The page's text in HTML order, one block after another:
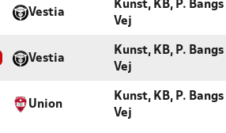
Vestia
Kunst, KB, P. Bangs
Vej
Vestia
Kunst, KB, P. Bangs
Vej
Union
Kunst, KB, P. Bangs
Vej